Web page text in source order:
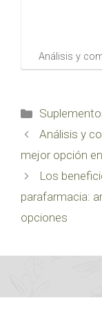
Análisis y
Categorías
Análisis y
mejor opción
Los
parafarmacia:
opciones